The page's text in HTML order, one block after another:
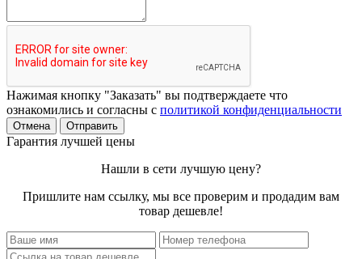
Нажимая кнопку "Заказать" вы подтверждаете что
ознакомились и согласны с политикой конфиденциальности
Отмена Отправить
Гарантия лучшей цены
Нашли в сети лучшую цену?
Пришлите нам ссылку, мы все проверим и продадим вам
товар дешевле!